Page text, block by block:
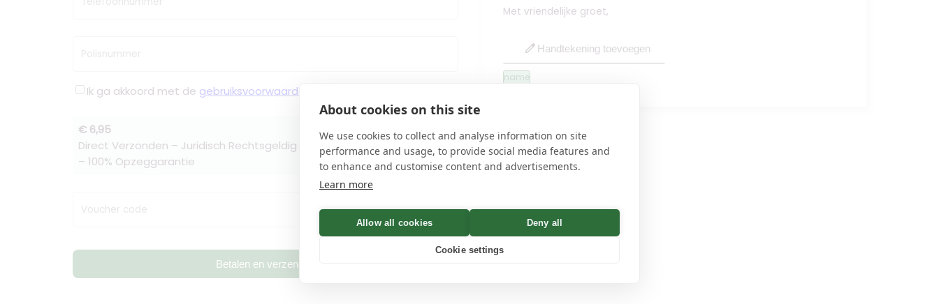
About cookies on this site
We use cookies to collect and analyse information on site
performance and usage, to provide social media features and
to enhance and customise content and advertisements.
Learn more
Allow all cookies Deny all
Cookie settings
Polisnummer
Ik ga akkoord met de gebruiksvoorwaarden
€ 6,95
Direct Verzonden – Juridisch Rechtsgeldig – Bevestiging binnen Minuten
– 100% Opzeggarantie
Voucher code Controleren
Betalen en verzenden
Met vriendelijke groet,
edit Handtekening toevoegen
name